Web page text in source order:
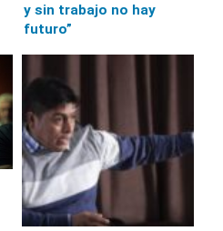
y sin trabajo no hay
futuro”